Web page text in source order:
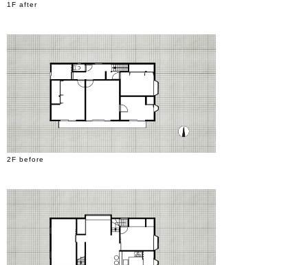
1F after
2F before